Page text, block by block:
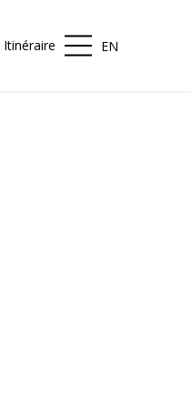
Itinéraire EN